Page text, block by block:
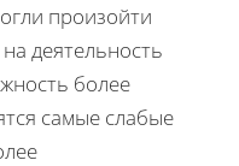
произойти
деятельность
более
самые слабые